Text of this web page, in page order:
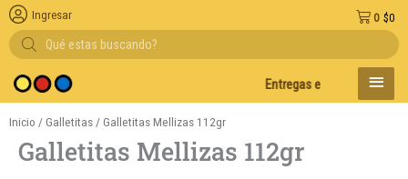
Búsqueda
de
productos
Entregas en el día en AMBA
$0
0
Ingresar
MENÚ
Inicio / Galletitas / Galletitas Mellizas 112gr
Galletitas Mellizas 112gr